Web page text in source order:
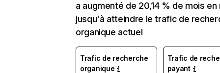
a augmenté de 20,14 % de mois en
jusqu'à atteindre le trafic de
organique actuel
Trafic de recherche
organique
Trafic de
payant